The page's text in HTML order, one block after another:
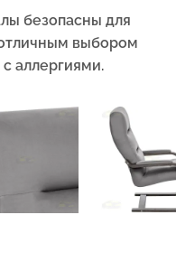
безопасны для
выбором
аллергиями.